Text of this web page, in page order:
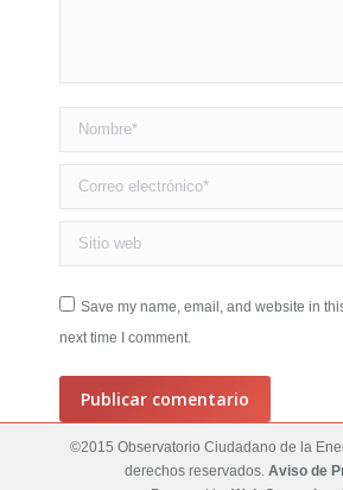
Nombre *
Correo electrónico *
Sitio web
Save my name, email, and website in
next time I comment.
Publicar comentario
©2015 Observatorio Ciudadano de la
derechos reservados. Aviso de